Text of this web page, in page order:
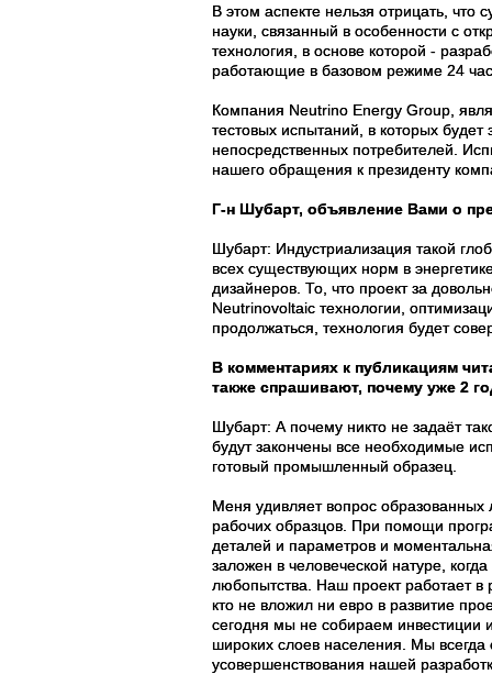
В этом аспекте нельзя отрицать, что
науки, связанный в особенности с
технология, в основе которой -
работающие в базовом режиме 24
Компания Neutrino Energy Group,
тестовых испытаний, в которых
непосредственных потребителей.
нашего обращения к президенту
Г-н Шубарт, объявление Вами о
Шубарт: Индустриализация такой
всех существующих норм в
дизайнеров. То, что проект за
Neutrinovoltaic технологии,
продолжаться, технология будет
В комментариях к публикациям
также спрашивают, почему уже 2
Шубарт: А почему никто не задаёт
будут закончены все необходимые
готовый промышленный образец.
Меня удивляет вопрос образованных
рабочих образцов. При помощи
деталей и параметров и
заложен в человеческой натуре,
любопытства. Наш проект работает
кто не вложил ни евро в развитие
сегодня мы не собираем
широких слоев населения. Мы всегда
усовершенствования нашей